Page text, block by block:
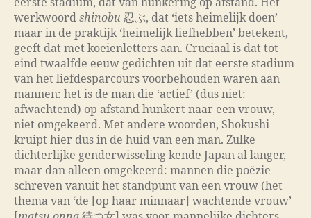
werkwoord shinobu 忍ぶ, dat ‘iets heimelijk doen’
maar in de praktijk ‘heimelijk liefhebben’ betekent,
geeft dat met koeienletters aan. Cruciaal is dat tot
eind twaalfde eeuw gedichten uit dat eerste stadium
van het liefdesparcours voorbehouden waren aan
mannen: het is de man die ‘actief’ (dus niet:
afwachtend) op afstand hunkert naar een vrouw,
niet omgekeerd. Met andere woorden, Shokushi
kruipt hier dus in de huid van een man. Zulke
dichterlijke genderwisseling kende Japan al langer,
maar dan alleen omgekeerd: mannen die poëzie
schreven vanuit het standpunt van een vrouw (het
thema van ‘de [op haar minnaar] wachtende vrouw’